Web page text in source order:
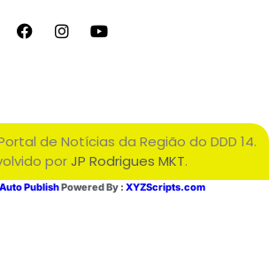
de Notícias da Região do DDD 14.
porJP Rodrigues MKT.
PublishPowered By : XYZScripts.com